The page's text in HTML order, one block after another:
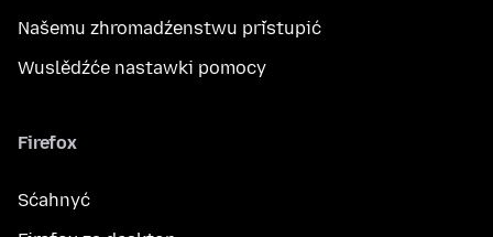
Našemu zhromadźenstwu přistupić
Wuslědźće nastawki pomocy
Firefox
Sćahnyć